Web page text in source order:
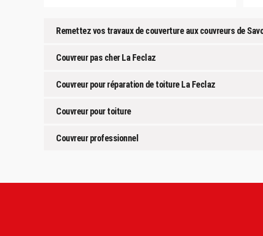
Remettez vos travaux de couverture aux couvreurs de
Couvreur pas cher La Feclaz
Couvreur pour réparation de toiture La Feclaz
Couvreur pour toiture
Couvreur professionnel